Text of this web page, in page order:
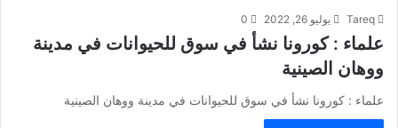
Tareq يوليو 26, 2022 0
علماء : كورونا نشأ في سوق للحيوانات في مدينة
ووهان الصينية
علماء : كورونا نشأ في سوق للحيوانات في مدينة ووهان الصينية